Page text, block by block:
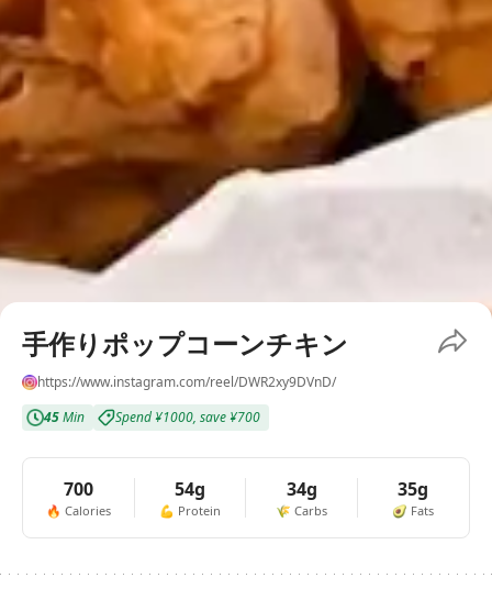
手作りポップコーンチキン
https://www.instagram.com/reel/DWR2xy9DVnD/
45Min Spend¥1000, save¥700
700
🔥 Calories
54g
💪 Protein
34g
🌾 Carbs
35g
🥑 Fats